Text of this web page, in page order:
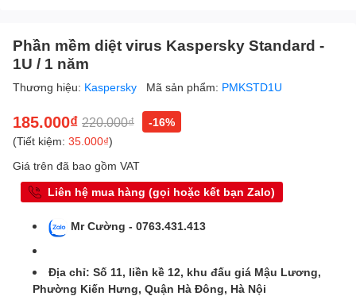
Phần mềm diệt virus Kaspersky Standard -
1U / 1 năm
Thương hiệu: Kaspersky Mã sản phẩm: PMKSTD1U
185.000₫ 220.000₫
-16%
(Tiết kiệm: 35.000₫)
Giá trên đã bao gồm VAT
Liên hệ mua hàng (gọi hoặc kết bạn Zalo)
Mr Cường - 0763.431.413
Địa chỉ: Số 11, liền kề 12, khu đấu giá Mậu Lương,
Phường Kiến Hưng, Quận Hà Đông, Hà Nội